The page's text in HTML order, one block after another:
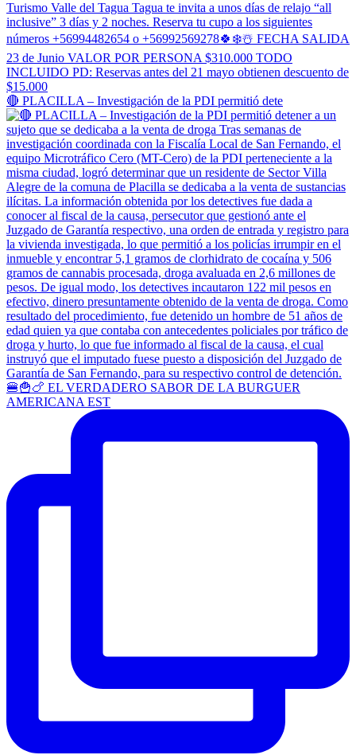
🔴 PLACILLA – Investigación de la PDI permitió dete
🍔🍟🍗 EL VERDADERO SABOR DE LA BURGUER
AMERICANA EST